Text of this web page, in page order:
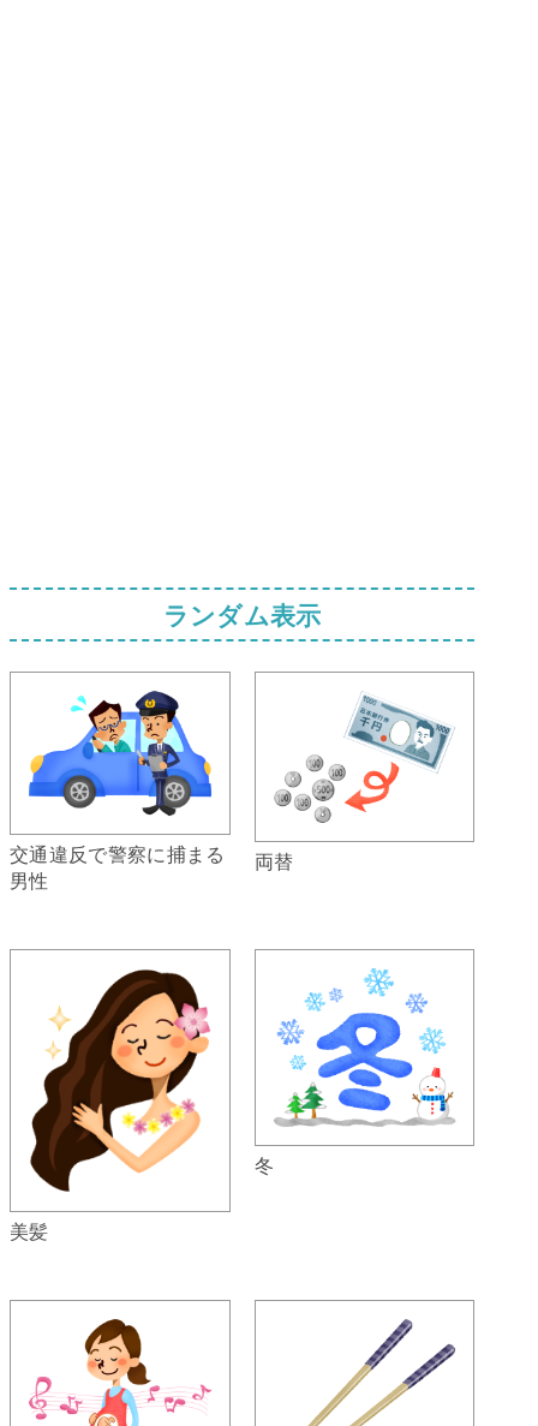
ランダム表示
交通違反で警察に捕まる
男性
両替
美髪
冬